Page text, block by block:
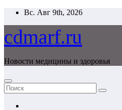
Перейти
содержимому
Вс. Авг 9th, 2026
cdmarf.ru
Новости медицины и здоровья